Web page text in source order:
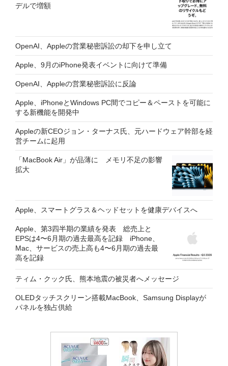
デルで増額
OpenAI、Appleの営業秘密訴訟の却下を申し立て
Apple、9月のiPhone発表イベントに向けて準備
OpenAI、Appleの営業秘密訴訟に反論
Apple、iPhoneとWindows PC間でコピー＆ペーストを可能に
する新機能を開発中
Appleの新CEOジョン・ターナス氏、元ハードウェア幹部を経
営チームに起用
「MacBook Air」が品薄に メモリ不足の影響
拡大
Apple、スマートグラス＆ヘッドセットを健康デバイスへ
Apple、第3四半期の業績を発表 総売上と
EPSは4〜6月期の過去最高を記録 iPhone、
Mac、サービスの売上高も4〜6月期の過去最
高を記録
ティム・クック氏、熊本地震の被災者へメッセージ
OLEDタッチスクリーン搭載MacBook、Samsung Displayが
パネルを独占供給